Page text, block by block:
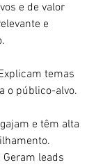
e de valor
e
temas
o público-alvo.
e têm alta
Geram leads